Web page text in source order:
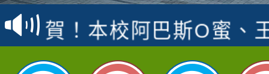
賽 洪綺君教師榮獲社
名
賀！本校阿巴斯O蜜、
倩參加桃園市科展 國
賀！本校四年二班張O